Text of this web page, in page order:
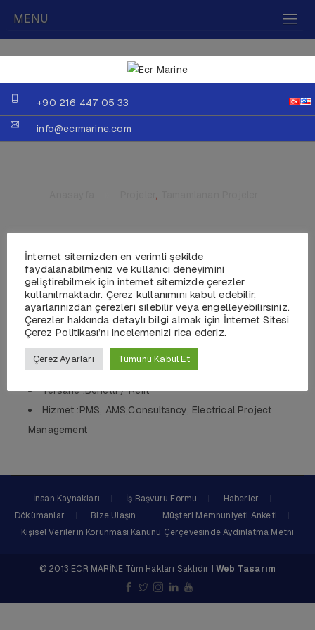
MENU
+90 216 447 05 33
info@ecrmarine.com
,
MY STELLA FIERA
Yıl :2013
Uzunluk :42 MT
Gövde :Steel/Aluminum
QTY :1
Tersane :Benetti / Refit
Hizmet :PMS, AMS,Consultancy, Electrical Project
Management
İnsan Kaynakları İş Başvuru Formu
Haberler
Dökümanlar
Bize Ulaşın
Müşteri Memnuniyeti Anketi
Kişisel Verilerin Korunması Kanunu Çerçevesinde Aydınlatma Metni
© 2013 ECR MARİNE Tüm Hakları Saklıdır | Web Tasarım
İnternet sitemizden en verimli şekilde
faydalanabilmeniz ve kullanıcı deneyimini
geliştirebilmek için internet sitemizde çerezler
kullanılmaktadır. Çerez kullanımını kabul edebilir,
ayarlarınızdan çerezleri silebilir veya engelleyebilirsiniz.
Çerezler hakkında detaylı bilgi almak için İnternet Sitesi
Çerez Politikası’nı incelemenizi rica ederiz.
Çerez Ayarları Tümünü Kabul Et